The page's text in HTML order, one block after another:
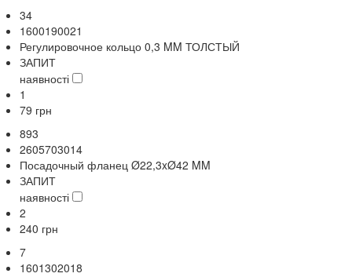
34
1600190021
Регулировочное кольцо 0,3 MM ТОЛСТЫЙ
ЗАПИТ
наявності
1
79 грн
893
2605703014
Посадочный фланец Ø22,3xØ42 MM
ЗАПИТ
наявності
2
240 грн
7
1601302018